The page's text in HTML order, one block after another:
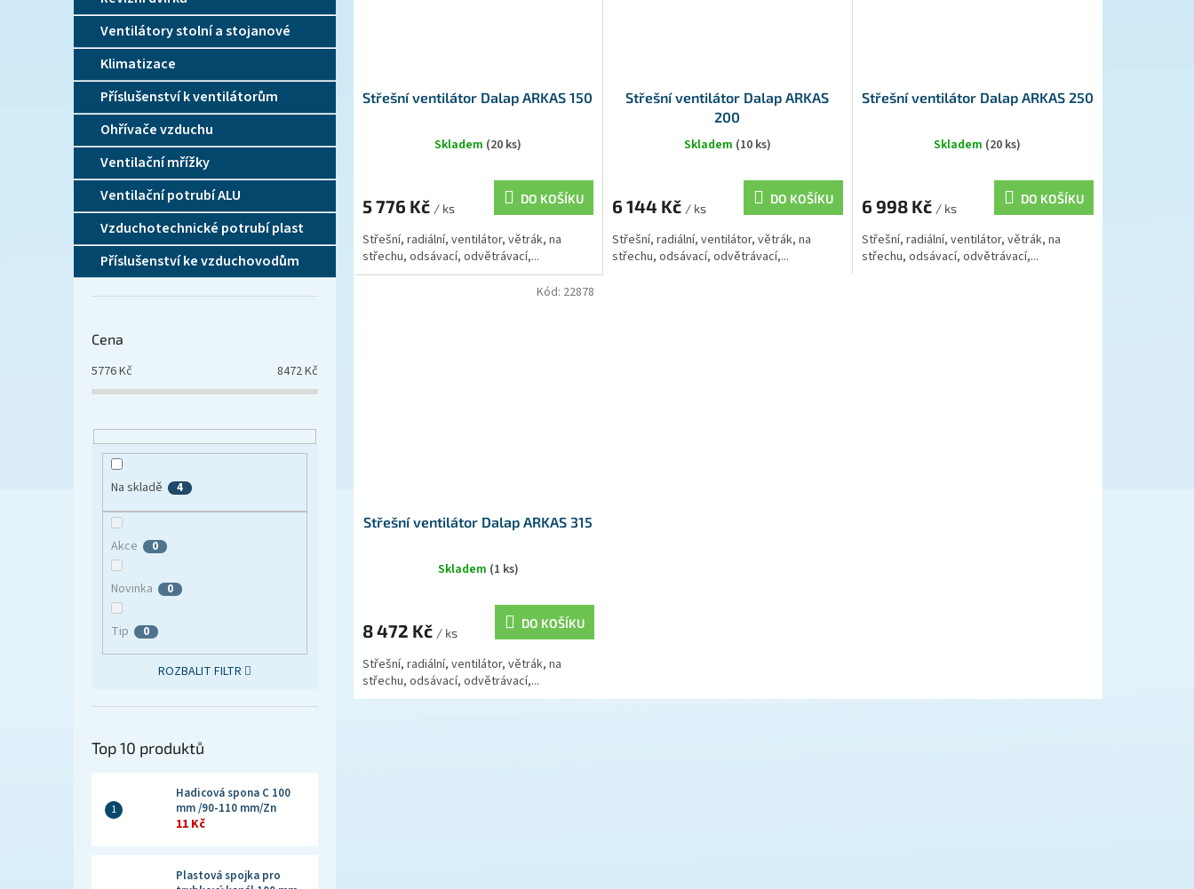
Ventilátory stolní a stojanové
Klimatizace
Příslušenství k ventilátorům
Ohřívače vzduchu
Ventilační mřížky
Ventilační potrubí ALU
Vzduchotechnické potrubí plast
Příslušenství ke vzduchovodům
Cena
5776Kč 8472Kč
Na skladě 4
Akce 0
Novinka 0
Tip 0
ROZBALIT FILTR
Top 10 produktů
Hadicová spona C 100
mm /90-110 mm/Zn
11 Kč
Plastová spojka pro
Střešní ventilátor Dalap ARKAS 150
Skladem (20 ks)
5 776 Kč / ks
DO KOŠÍKU
Střešní, radiální, ventilátor, větrák, na
střechu, odsávací, odvětrávací,...
Střešní ventilátor Dalap ARKAS
200
Skladem (10 ks)
6 144 Kč / ks
DO KOŠÍKU
Střešní, radiální, ventilátor, větrák, na
střechu, odsávací, odvětrávací,...
Střešní ventilátor Dalap ARKAS 250
Skladem (20 ks)
6 998 Kč / ks
DO KOŠÍKU
Střešní, radiální, ventilátor, větrák, na
střechu, odsávací, odvětrávací,...
Střešní ventilátor Dalap ARKAS 315
Skladem (1 ks)
8 472 Kč / ks
DO KOŠÍKU
Střešní, radiální, ventilátor, větrák, na
střechu, odsávací, odvětrávací,...
Kód: 22878